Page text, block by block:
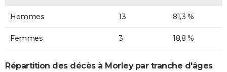
Hommes 13 81,3 %
Femmes 3 18,8 %
Répartition des décès à Morley par tranche d'âges